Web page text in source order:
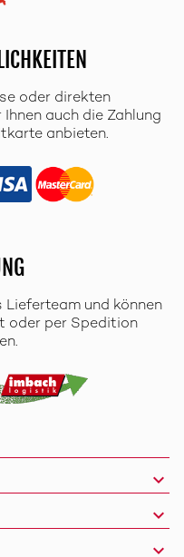
oder direkten
auch die Zahlung
anbieten.
Lieferteam und können
oder per Spedition